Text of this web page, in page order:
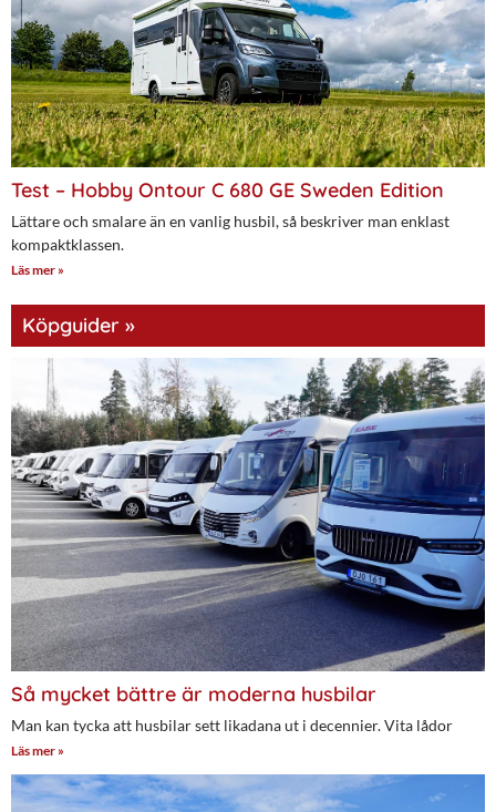
Test – Hobby Ontour C 680 GE Sweden Edition
Lättare och smalare än en vanlig husbil, så beskriver man enklast
kompaktklassen.
Läs mer »
Köpguider »
Så mycket bättre är moderna husbilar
Man kan tycka att husbilar sett likadana ut i decennier. Vita lådor
Läs mer »